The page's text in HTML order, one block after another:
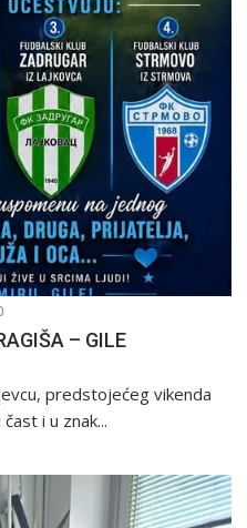
– GILE
predstojećeg vikenda
i u znak...